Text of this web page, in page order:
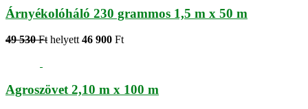
Árnyékolóháló 230 grammos 1,5 m x 50 m
49 530 Ft helyett 46 900 Ft
Agroszövet 2,10 m x 100 m